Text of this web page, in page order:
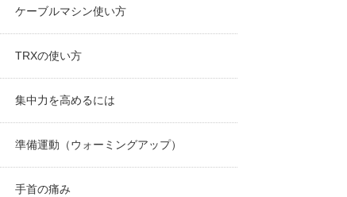
ケーブルマシン使い方
TRXの使い方
集中力を高めるには
準備運動（ウォーミングアップ）
手首の痛み